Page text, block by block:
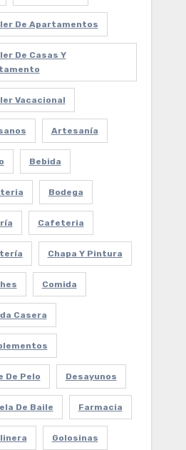
De Apartamentos
De Casas Y
Vacacional
Artesanía
Bebida
Bodega
Cafeteria
Chapa Y Pintura
Comida
Casera
De Pelo Desayunos
De Baile Farmacia
Golosinas